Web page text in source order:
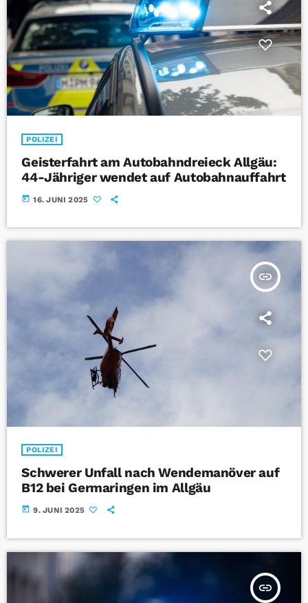
POLIZEI
Geisterfahrt am Autobahndreieck Allgäu:
44-Jähriger wendet auf Autobahnauffahrt
today 16. JUNI 2025
insert_link
POLIZEI
Schwerer Unfall nach Wendemanöver auf
B12 bei Germaringen im Allgäu
today 9. JUNI 2025
insert_link